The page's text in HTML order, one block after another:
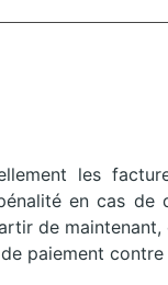
les
en cas de
de
paiement